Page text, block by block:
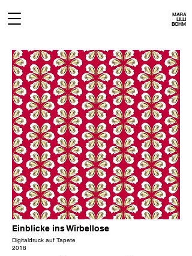
MARA
LILLI
BOHM
Einblicke ins Wirbellose
Digitaldruck auf Tapete
2018